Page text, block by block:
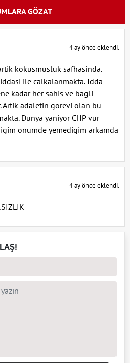
GÖZAT
4 ay önce eklendi.
kokusmusluk safhasinda.
ile calkalanmakta. Idda
kadar her sahis ve bagli
Artik adaletin gorevi olan bu
Dunya yaniyor CHP vur
onumde yemedigim arkamda
4 ay önce eklendi.